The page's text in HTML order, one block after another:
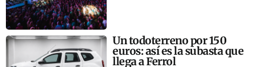
Un todoterreno por 150
euros: así es la subasta que
llega a Ferrol